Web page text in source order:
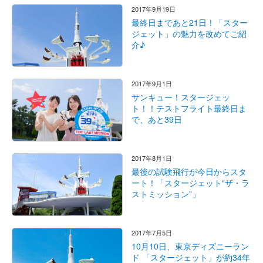
2017年9月19日
最終日まであと21日！「スター
ジェット」の魅力を改めてご紹
介♪
2017年9月1日
サンキュー！スタージェッ
ト！！テストフライト最終日ま
で、あと39日
2017年8月1日
最後の試験飛行が今日からスタ
ート！「スタージェット“ザ・ラ
ストミッション”」
2017年7月5日
10月10日、東京ディズニーラン
ド 「スタージェット」が約34年